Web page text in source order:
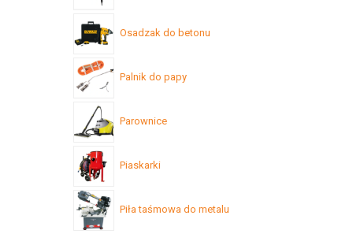
Osadzak do betonu
Palnik do papy
Parownice
Piaskarki
Piła taśmowa do metalu